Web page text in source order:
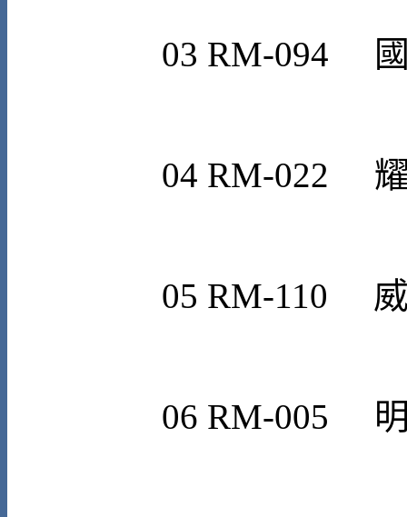
03 RM-094
04 RM-022
05 RM-110
06 RM-005